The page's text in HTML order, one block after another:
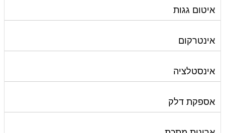
איטום גגות
אינטרקום
אינסטלציה
אספקת דלק